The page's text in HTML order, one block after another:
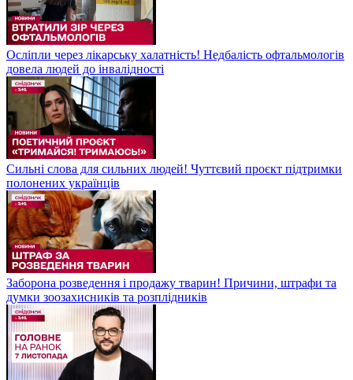
Осліпли через лікарську халатність! Недбалість офтальмологів
довела людей до інвалідності
Сильні слова для сильних людей! Чуттєвий проєкт підтримки
полонених українців
Заборона розведення і продажу тварин! Причини, штрафи та
думки зоозахисників та розплідників